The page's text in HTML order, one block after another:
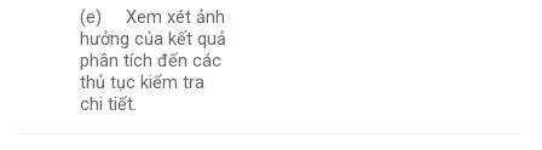
(e) Xem xét ảnh
hưởng của kết quả
phân tích đến các
thủ tục kiểm tra
chi tiết.